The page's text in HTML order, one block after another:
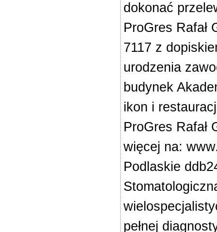
dokonać
ProGres Rafał
7117 z
urodzenia
budynek
ikon i
ProGres Rafał
więcej na:
Podlaskie
pełnej